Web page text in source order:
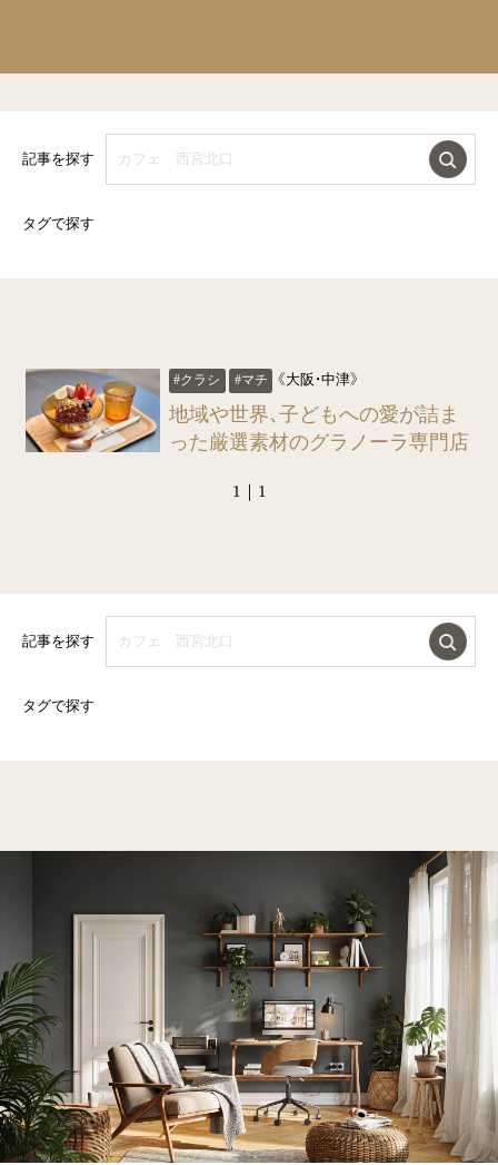
記事を探す
タグで探す
#クラシ #マチ 《大阪・中津》
地域や世界、子どもへの愛が詰ま
った厳選素材のグラノーラ専門店
1｜1
記事を探す
タグで探す